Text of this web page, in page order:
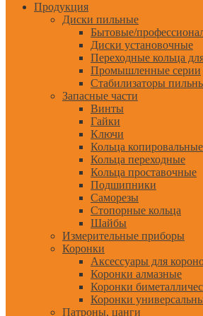
Продукция
Диски пильные
Бытовые/
Диски установочные
Переходные кольца
Промышленные серии
Стабилизаторы
Запасные части
Винты
Гайки
Ключи
Кольца копировальные
Кольца переходные
Кольца проставочные
Подшипники
Саморезы
Стопорные кольца
Шайбы
Измерительные приборы
Коронки
Аксессуары для
Коронки алмазные
Коронки
Коронки
Патроны, цанги